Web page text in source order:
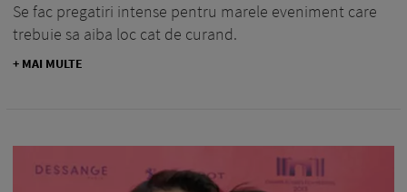
Se fac pregatiri intense pentru marele eveniment care
trebuie sa aiba loc cat de curand.
+ MAI MULTE